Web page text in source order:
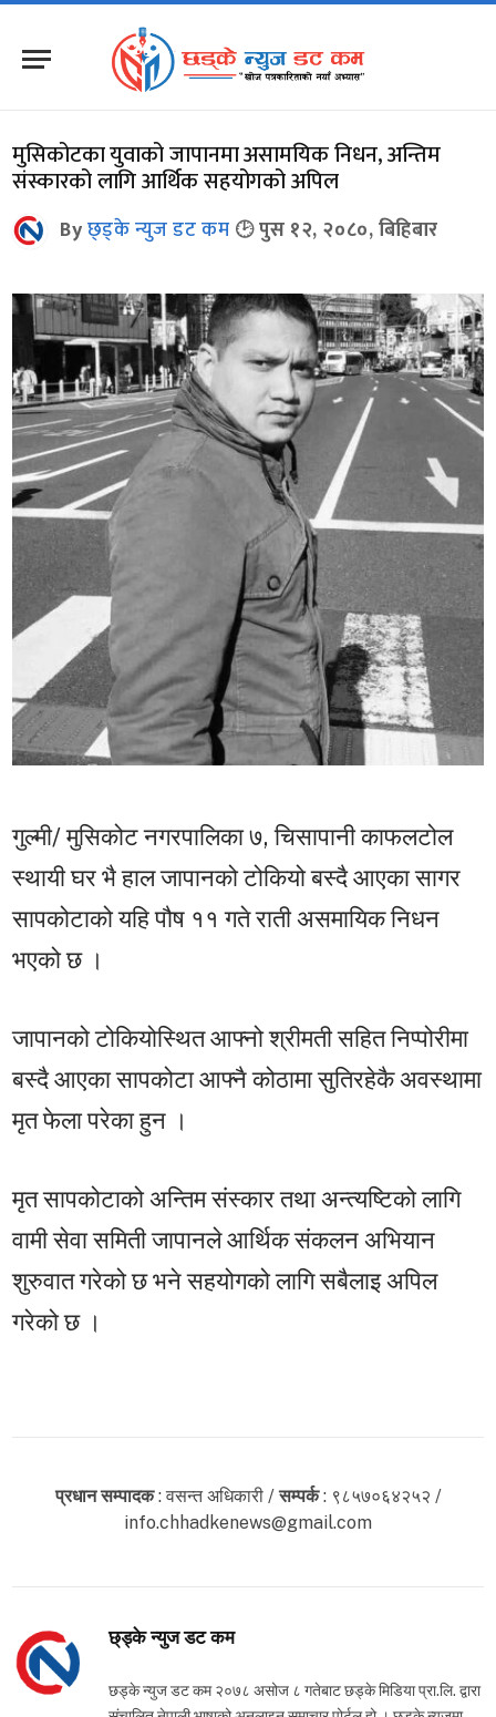
मुसिकोटका युवाको जापानमा असामयिक निधन, अन्तिम
संस्कारको लागि आर्थिक सहयोगको अपिल
Byछ्ड्के न्युज डट कम पुस १२, २०८०, बिहिबार
गुल्मी/ मुसिकोट नगरपालिका ७, चिसापानी काफलटोल
स्थायी घर भै हाल जापानको टोकियो बस्दै आएका सागर
सापकोटाको यहि पौष ११ गते राती असमायिक निधन
भएको छ ।
जापानको टोकियोस्थित आफ्नो श्रीमती सहित निप्पोरीमा
बस्दै आएका सापकोटा आफ्नै कोठामा सुतिरहेकै अवस्थामा
मृत फेला परेका हुन ।
मृत सापकोटाको अन्तिम संस्कार तथा अन्त्यष्टिको लागि
वामी सेवा समिती जापानले आर्थिक संकलन अभियान
शुरुवात गरेको छ भने सहयोगको लागि सबैलाइ अपिल
गरेको छ ।
प्रधान सम्पादक: वसन्त अधिकारी /सम्पर्क: ९८५७०६४२५२ /
info.chhadkenews@gmail.com
छ्ड्के न्युज डट कम
छड्के न्युज डट कम २०७८ असोज ८ गतेबाट छड्के मिडिया प्रा.लि. द्वारा